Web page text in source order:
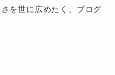
を世に広めたく、ブログ